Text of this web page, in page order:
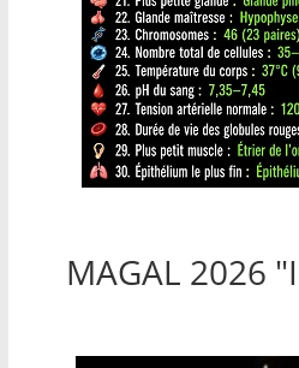
MAGAL 2026